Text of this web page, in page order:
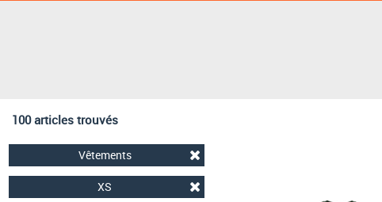
100 articles trouvés
Vêtements
XS